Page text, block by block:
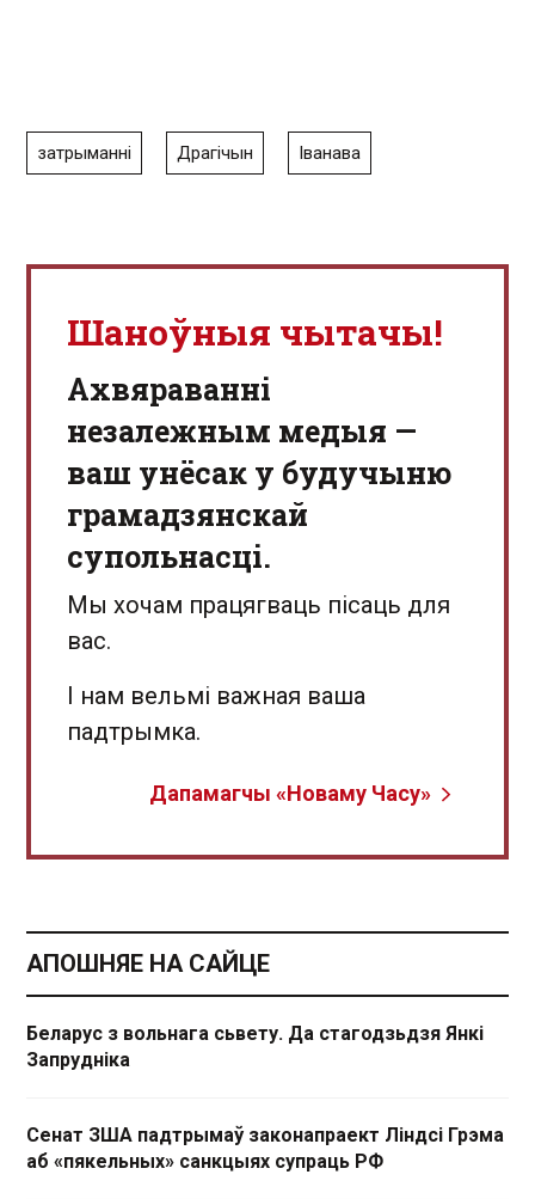
затрыманні Драгічын Іванава
Шаноўныя чытачы!
Aхвяраванні
незалежным медыя —
ваш унёсак у будучыню
грамадзянскай
супольнасці.
Мы хочам працягваць пісаць для
вас.
І нам вельмі важная ваша
падтрымка.
Дапамагчы «Новаму Часу»
АПОШНЯЕ НА САЙЦЕ
Беларус з вольнага сьвету. Да стагодзьдзя Янкі
Запрудніка
Сенат ЗША падтрымаў законапраект Ліндсі Грэма
аб «пякельных» санкцыях супраць РФ